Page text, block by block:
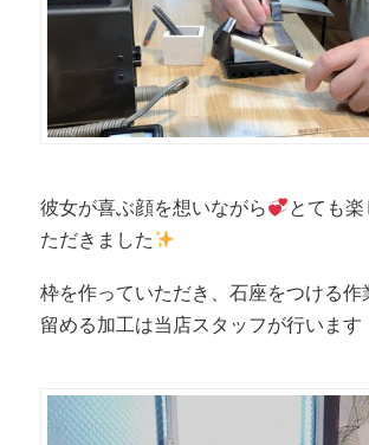
彼女が喜ぶ顔を想いながら
とても
ただきました
枠を作っていただき、石座をつける作
留める加工は当店スタッフが行います